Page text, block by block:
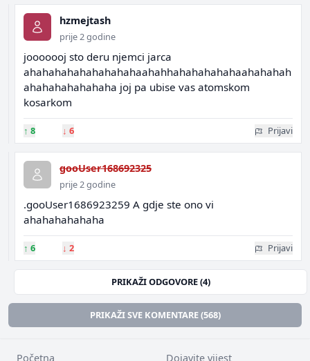
hzmejtash
prije 2 godine
jooooooj sto deru njemci jarca
ahahahahahahahahahaahahhahahahahahaahahahah
ahahahahahahaha joj pa ubise vas atomskom
kosarkom
↑ 8 ↓ 6 Prijavi
gooUser168692325
prije 2 godine
.gooUser1686923259 A gdje ste ono vi
ahahahahahaha
↑ 6 ↓ 2 Prijavi
PRIKAŽI ODGOVORE (4)
PRIKAŽI SVE KOMENTARE (568)
Početna Dojavite vijest